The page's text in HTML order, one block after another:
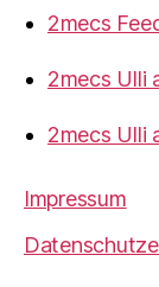
2mecs
2mecs Ulli
2mecs Ulli
Impressum